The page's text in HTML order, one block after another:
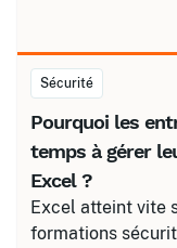
Sécurité
Pourquoi les
temps à gérer
Excel ?
Excel atteint vite
formations